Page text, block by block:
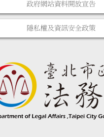
政府網站資料開放宣告
隱私權及資訊安全政策